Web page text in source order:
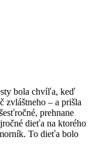
bola chvíľa, keď
zvláštneho – a prišla
prehnane
dieťa na ktorého
To dieťa bolo